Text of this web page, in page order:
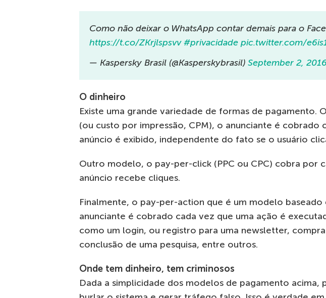
Como não deixar o WhatsApp contar demais para o
https://t.co/ZKrjlspsvv #privacidade pic.twitter.com/
— Kaspersky Brasil (@Kasperskybrasil) September 2,
O dinheiro
Existe uma grande variedade de formas de pagamento.
(ou custo por impressão, CPM), o anunciante é cobrado
anúncio é exibido, independente do fato se o usuário
Outro modelo, o pay-per-click (PPC ou CPC) cobra por
anúncio recebe cliques.
Finalmente, o pay-per-action que é um modelo
anunciante é cobrado cada vez que uma ação é
como um login, ou registro para uma newsletter,
conclusão de uma pesquisa, entre outros.
Onde tem dinheiro, tem criminosos
Dada a simplicidade dos modelos de pagamento acima,